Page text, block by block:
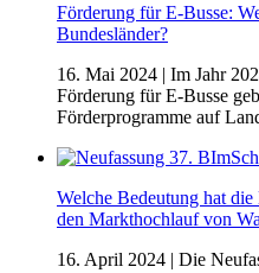
Förderung für E-Busse:
Bundesländer?
16. Mai 2024 | Im Jahr
Förderung für E-Busse
Förderprogramme auf
Welche Bedeutung hat
den Markthochlauf von
16. April 2024 | Die